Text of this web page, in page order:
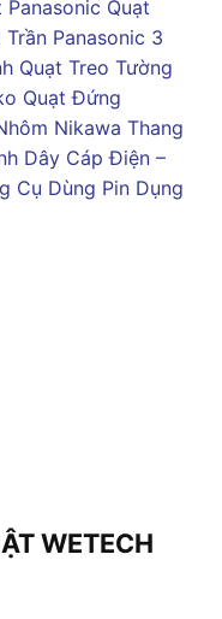
Panasonic Quạt
Trần Panasonic 3
Quạt Treo Tường
Quạt Đứng
Nikawa Thang
Dây Cáp Điện –
Cụ Dùng Pin Dụng
WETECH